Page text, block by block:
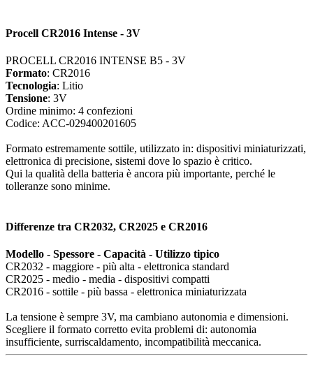
Procell CR2016 Intense - 3V
PROCELL CR2016 INTENSE B5 - 3V
Formato: CR2016
Tecnologia: Litio
Tensione: 3V
Ordine minimo: 4 confezioni
Codice: ACC-029400201605
Formato estremamente sottile, utilizzato in: dispositivi miniaturizzati,
elettronica di precisione, sistemi dove lo spazio è critico.
Qui la qualità della batteria è ancora più importante, perché le
tolleranze sono minime.
Differenze tra CR2032, CR2025 e CR2016
Modello - Spessore - Capacità - Utilizzo tipico
CR2032 - maggiore - più alta - elettronica standard
CR2025 - medio - media - dispositivi compatti
CR2016 - sottile - più bassa - elettronica miniaturizzata
La tensione è sempre 3V, ma cambiano autonomia e dimensioni.
Scegliere il formato corretto evita problemi di: autonomia
insufficiente, surriscaldamento, incompatibilità meccanica.